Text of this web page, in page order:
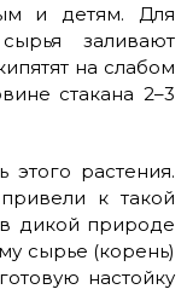
и детям. Для
заливают
на слабом
стакана 2–3
растения.
к такой
в дикой природе
сырье (корень)
настойку